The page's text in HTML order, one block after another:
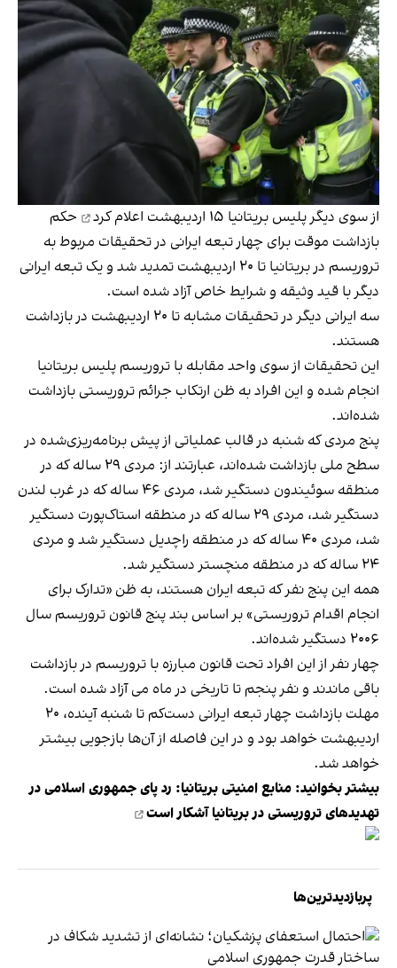
از سوی دیگر پلیس بریتانیا ۱۵ اردیبهشت اعلام کرد
حکم
بازداشت موقت برای چهار تبعه ایرانی در تحقیقات مربوط به
تروریسم در بریتانیا تا ۲۰ اردیبهشت تمدید شد و یک تبعه ایرانی
دیگر با قید وثیقه و شرایط خاص آزاد شده است.
سه ایرانی دیگر در تحقیقات مشابه تا ۲۰ اردیبهشت در بازداشت
هستند.
این تحقیقات از سوی واحد مقابله با تروریسم پلیس بریتانیا
انجام شده و این افراد به ظن ارتکاب جرائم تروریستی بازداشت
شده‌اند.
پنج مردی که شنبه در قالب عملیاتی از پیش برنامه‌ریزی‌شده در
سطح ملی بازداشت شده‌اند، عبارتند از: مردی ۲۹ ساله که در
منطقه سوئیندون دستگیر شد، مردی ۴۶ ساله که در غرب لندن
دستگیر شد، مردی ۲۹ ساله که در منطقه استاک‌پورت دستگیر
شد، مردی ۴۰ ساله که در منطقه راچدیل دستگیر شد و مردی
۲۴ ساله که در منطقه منچستر دستگیر شد.
همه این پنج نفر که تبعه ایران هستند، به ظن «تدارک برای
انجام اقدام تروریستی» بر اساس بند پنج قانون تروریسم سال
۲۰۰۶ دستگیر شده‌اند.
چهار نفر از این افراد تحت قانون مبارزه با تروریسم در بازداشت
باقی ماندند و نفر پنجم تا تاریخی در ماه می آزاد شده است.
مهلت بازداشت چهار تبعه ایرانی دست‌کم تا شنبه آینده، ۲۰
اردیبهشت خواهد بود و در این فاصله از آن‌ها بازجویی بیشتر
خواهد شد.
بیشتر بخوانید: منابع امنیتی بریتانیا: رد پای جمهوری اسلامی در
تهدیدهای تروریستی در بریتانیا آشکار است
پربازدیدترین‌ها